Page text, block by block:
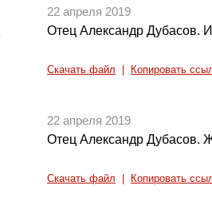
22 апреля 2019
Отец Александр Дубасов.
Скачать файл Копировать
22 апреля 2019
Отец Александр Дубасов.
Скачать файл Копировать